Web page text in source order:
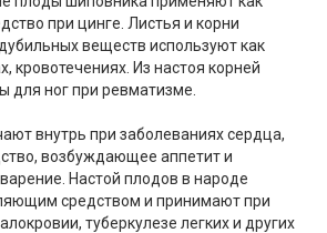
при цинге. Листья и корни
веществ используют как
кровотечениях. Из настоя корней
для ног при ревматизме.
внутрь при заболеваниях сердца,
возбуждающее аппетит и
Настой плодов в народе
средством и принимают при
туберкулезе легких и других